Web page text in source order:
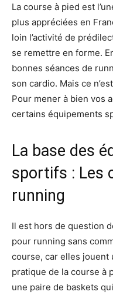
La course à pied est
plus appréciées en
loin l’activité de
se remettre en forme.
bonnes séances de
son cardio. Mais ce
Pour mener à bien vos
certains équipements
La base des
sportifs : Les
running
Il est hors de question
pour running sans
course, car elles jouent
pratique de la course à
une paire de baskets